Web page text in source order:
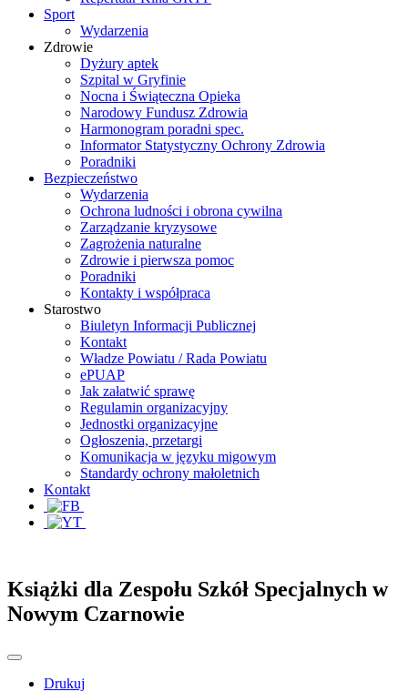
Sport
Wydarzenia
Zdrowie
Dyżury aptek
Szpital w Gryfinie
Nocna i Świąteczna Opieka
Narodowy Fundusz Zdrowia
Harmonogram poradni spec.
Informator Statystyczny Ochrony Zdrowia
Poradniki
Bezpieczeństwo
Wydarzenia
Ochrona ludności i obrona cywilna
Zarządzanie kryzysowe
Zagrożenia naturalne
Zdrowie i pierwsza pomoc
Poradniki
Kontakty i współpraca
Starostwo
Biuletyn Informacji Publicznej
Kontakt
Władze Powiatu / Rada Powiatu
ePUAP
Jak załatwić sprawę
Regulamin organizacyjny
Jednostki organizacyjne
Ogłoszenia, przetargi
Komunikacja w języku migowym
Standardy ochrony małoletnich
Kontakt
Książki dla Zespołu Szkół Specjalnych w
Nowym Czarnowie
Drukuj